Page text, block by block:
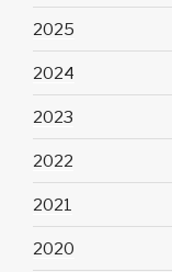
2025
2024
2023
2022
2021
2020